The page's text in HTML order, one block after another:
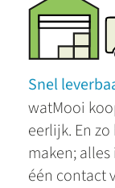
Snel
watMooi
eerlijk. En
maken;
één contact